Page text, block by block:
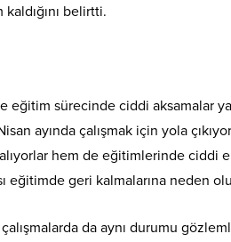
belirtti.
sürecinde ciddi aksamalar
ayında çalışmak için yola
hem de eğitimlerinde ciddi
eğitimde geri kalmalarına neden
da aynı durumu